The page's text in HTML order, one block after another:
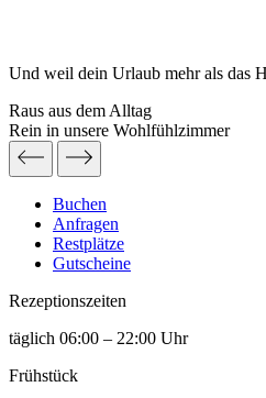
Und weil dein Urlaub mehr als das
Raus aus dem Alltag
Rein in unsere Wohlfühlzimmer
Buchen
Anfragen
Restplätze
Gutscheine
Rezeptions­zeiten
täglich 06:00 – 22:00 Uhr
Frühstück